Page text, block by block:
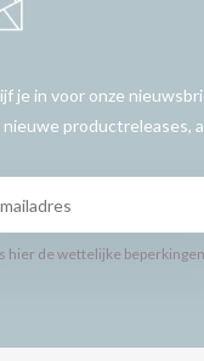
je in voor onze
nieuwe productreleases,
hier de wettelijke beperkingen